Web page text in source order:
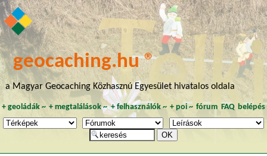
geocaching.hu ®
a Magyar Geocaching Közhasznú Egyesület hivatalos oldala
+ geoládák~ +megtalálások~ + felhasználók~ + poi~ fórum FAQ belépés